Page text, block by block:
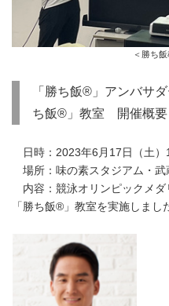
＜勝ち
「勝ち飯®」アンバサ
ち飯®」教室 開催概要
日時：2023年6月17日（土）
場所：味の素スタジアム・武
内容：競泳オリンピックメダ
「勝ち飯®」教室を実施しまし